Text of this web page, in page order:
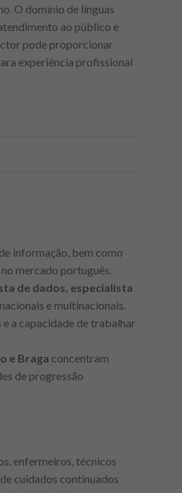
O domínio de línguas
ao público e
pode proporcionar
experiência profissional
informação, bem como
mercado português.
de dados, especialista
e multinacionais.
a capacidade de trabalhar
e Braga concentram
de progressão
enfermeiros, técnicos
cuidados continuados